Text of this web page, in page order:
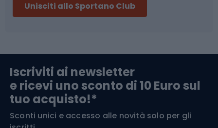
Abbigliamento da escursionismo
Componenti per biciclette
Arrampicata
Medicina dello sport
Unisciti allo Sportano Club
Iscriviti ai newsletter
e ricevi uno sconto di 10 Euro sul
tuo acquisto!*
Sconti unici e accesso alle novità solo per gli